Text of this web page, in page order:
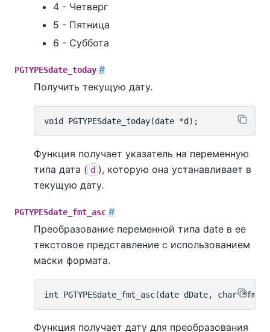
4 - Четверг
5 - Пятница
6 - Суббота
PGTYPESdate_today #
Получить текущую дату.
Функция получает указатель на переменную
типа дата ( d ), которую она устанавливает в
текущую дату.
PGTYPESdate_fmt_asc #
Преобразование переменной типа date в ее
текстовое представление с использованием
маски формата.
Функция получает дату для преобразования